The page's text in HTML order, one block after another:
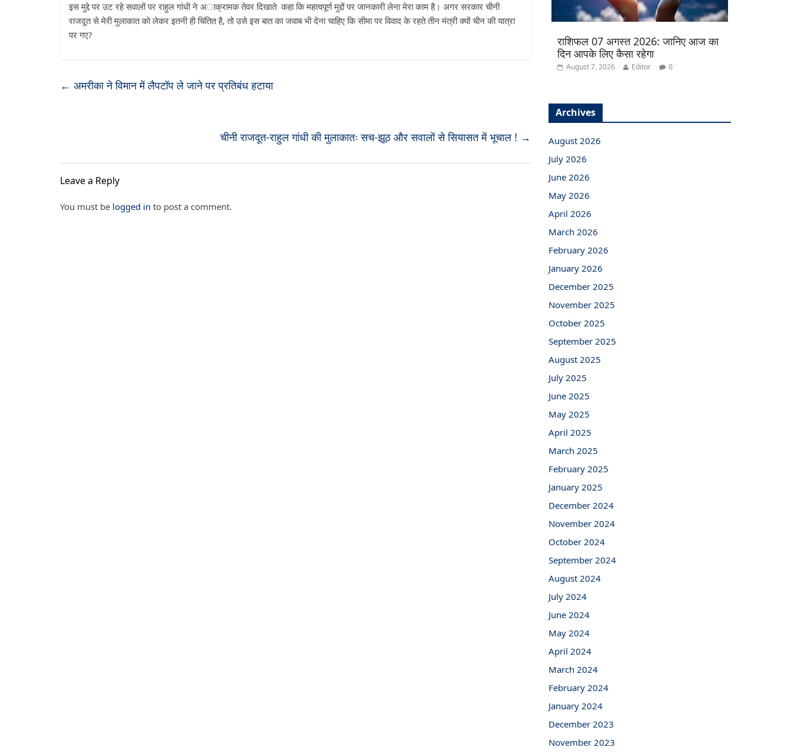
इस मुद्दे पर उट रहे सवालों पर राहुल गांधी ने अाक्रामक तेवर दिखाते कहा कि महत्वपूर्ण मुद्दों पर जानकारी लेना मेरा काम है। अगर सरकार चीनी
राजदूत से मेरी मुलाकात को लेकर इतनी ही चिंतित है, तो उसे इस बात का जवाब भी देना चाहिए कि सीमा पर विवाद के रहते तीन मंत्री क्यों चीन की यात्रा
पर गए?
← अमरीका ने विमान में लैपटॉप ले जाने पर प्रतिबंध हटाया
चीनी राजदूत-राहुल गांधी की मुलाकातः सच-झूठ और सवालों से सियासत में भूचाल ! →
Leave a Reply
You must be logged in to post a comment.
राशिफल 07 अगस्त 2026: जानिए आज का
दिन आपके लिए कैसा रहेगा
August 7, 2026 Editor 0
Archives
August 2026
July 2026
June 2026
May 2026
April 2026
March 2026
February 2026
January 2026
December 2025
November 2025
October 2025
September 2025
August 2025
July 2025
June 2025
May 2025
April 2025
March 2025
February 2025
January 2025
December 2024
November 2024
October 2024
September 2024
August 2024
July 2024
June 2024
May 2024
April 2024
March 2024
February 2024
January 2024
December 2023
November 2023